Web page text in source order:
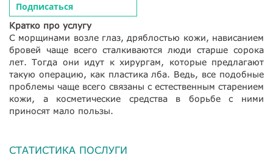
Подписаться
Кратко про услугу
С морщинами возле глаз, дряблостью кожи, нависанием
бровей чаще всего сталкиваются люди старше сорока
лет. Тогда они идут к хирургам, которые предлагают
такую операцию, как пластика лба. Ведь, все подобные
проблемы чаще всего связаны с естественным старением
кожи, а косметические средства в борьбе с ними
приносят мало пользы.
СТАТИСТИКА ПОСЛУГИ